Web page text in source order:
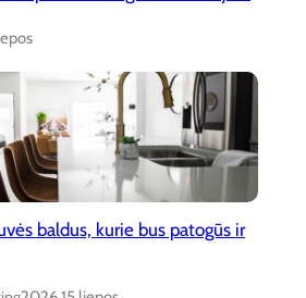
baldus, kurie bus patogūs ir